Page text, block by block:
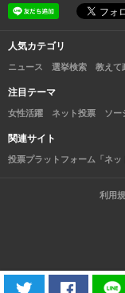
人気カテゴリ
ニュース 選挙検索 教えて
注目テーマ
女性活躍 ネット投票 ソー
関連サイト
投票プラットフォーム「ネッ
利用